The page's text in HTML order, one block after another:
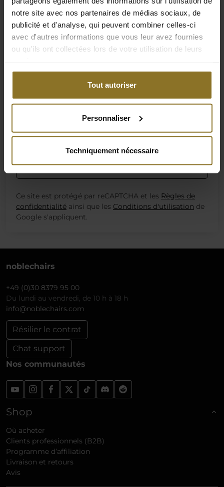
notre site avec nos partenaires de médias sociaux, de
publicité et d'analyse, qui peuvent combiner celles-ci
avec d'autres informations que vous leur avez fournies
ou qu'ils ont collectées lors de votre utilisation de leurs
Tout autoriser
Personnaliser
Techniquement nécessaire
Mot de passe
* Champ obligatoire
ou
Login with Amazon
Invité ? Suis ta commande ici
Ce site est protégé par reCAPTCHA et les Règles de
confidentialité ainsi que les Conditions d'utilisation de
Google s'appliquent.
noblechairs
+49 (0)30 8379 95 00
Du lundi au vendredi, de 10 h à 18 h
info@noblechairs.com
Résilier le contrat
Chat support
Nos communautés
Shop
Où acheter
Clients professionnels (B2B)
Programme d’affiliation
Livraison et retours
Avis